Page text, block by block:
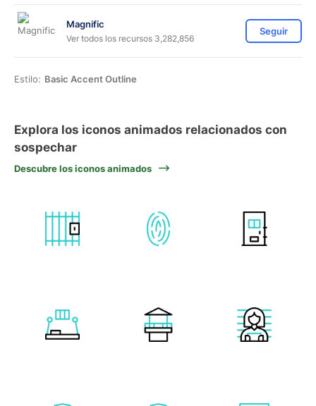
Magnific
Ver todos los recursos 3,282,856
Seguir
Estilo: Basic Accent Outline
Explora los iconos animados relacionados con
sospechar
Descubre los iconos animados